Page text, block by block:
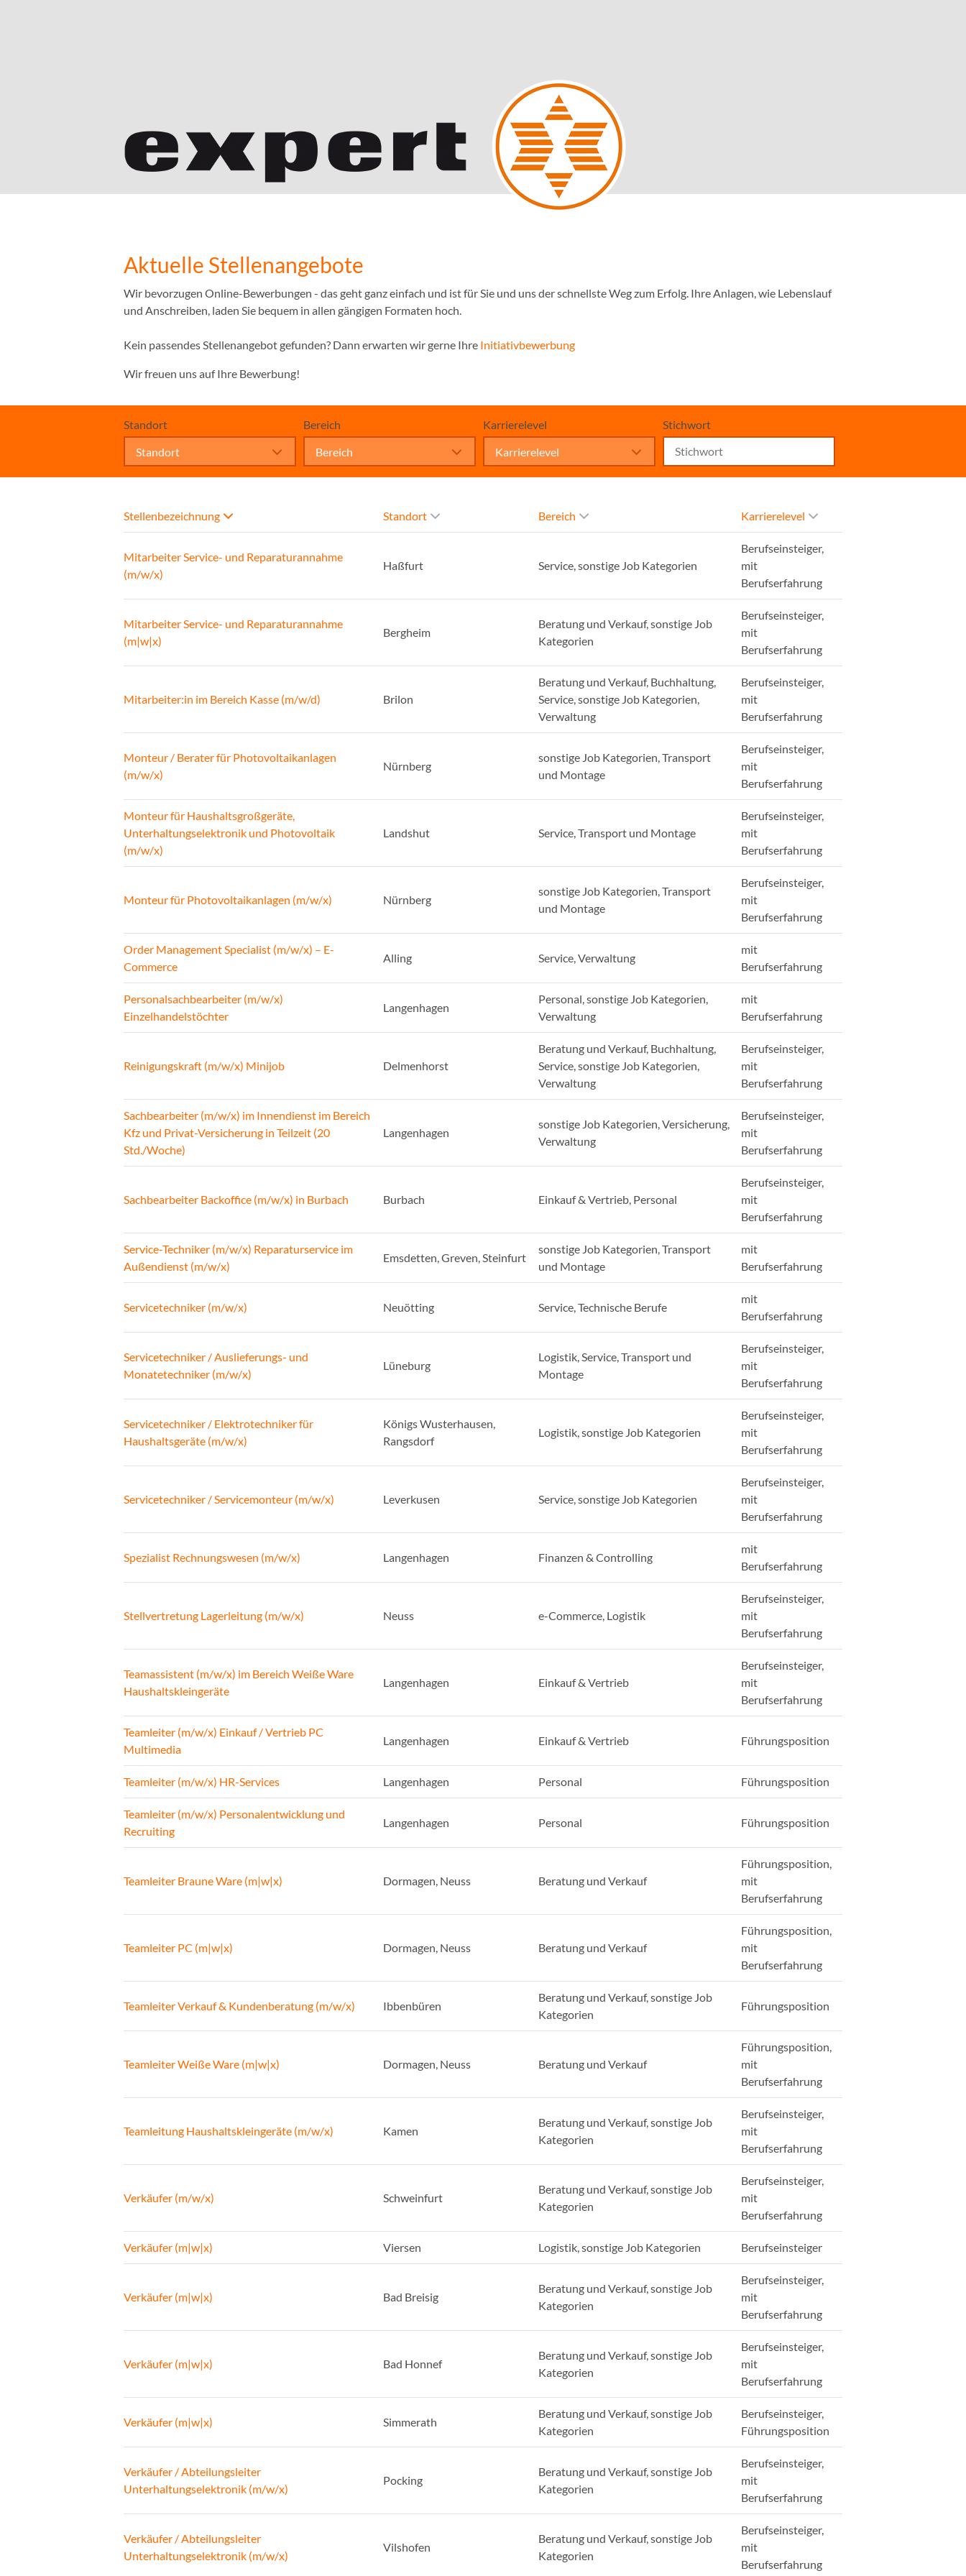
Aktuelle Stellenangebote
Wir bevorzugen Online-Bewerbungen - das geht ganz einfach und ist für Sie und uns der schnellste Weg zum Erfolg. Ihre Anlagen, wie Lebenslauf
und Anschreiben, laden Sie bequem in allen gängigen Formaten hoch.
Kein passendes Stellenangebot gefunden? Dann erwarten wir gerne Ihre Initiativbewerbung
Wir freuen uns auf Ihre Bewerbung!
Standort
Standort
Bereich
Bereich
Karrierelevel
Karrierelevel
Stichwort
Stellenbezeichnung Standort Bereich Karrierelevel
Mitarbeiter Service- und Reparaturannahme
(m/w/x)
Haßfurt Service, sonstige Job Kategorien
Berufseinsteiger,
mit
Berufserfahrung
Mitarbeiter Service- und Reparaturannahme
(m|w|x)
Bergheim
Beratung und Verkauf, sonstige Job
Kategorien
Berufseinsteiger,
mit
Berufserfahrung
Mitarbeiter:in im Bereich Kasse (m/w/d) Brilon
Beratung und Verkauf, Buchhaltung,
Service, sonstige Job Kategorien,
Verwaltung
Berufseinsteiger,
mit
Berufserfahrung
Monteur / Berater für Photovoltaikanlagen
(m/w/x)
Nürnberg
sonstige Job Kategorien, Transport
und Montage
Berufseinsteiger,
mit
Berufserfahrung
Monteur für Haushaltsgroßgeräte,
Unterhaltungselektronik und Photovoltaik
(m/w/x)
Landshut Service, Transport und Montage
Berufseinsteiger,
mit
Berufserfahrung
Monteur für Photovoltaikanlagen (m/w/x) Nürnberg
sonstige Job Kategorien, Transport
und Montage
Berufseinsteiger,
mit
Berufserfahrung
Order Management Specialist (m/w/x) – E-
Commerce
Alling Service, Verwaltung
mit
Berufserfahrung
Personalsachbearbeiter (m/w/x)
Einzelhandelstöchter
Langenhagen
Personal, sonstige Job Kategorien,
Verwaltung
mit
Berufserfahrung
Reinigungskraft (m/w/x) Minijob Delmenhorst
Beratung und Verkauf, Buchhaltung,
Service, sonstige Job Kategorien,
Verwaltung
Berufseinsteiger,
mit
Berufserfahrung
Sachbearbeiter (m/w/x) im Innendienst im Bereich
Kfz und Privat-Versicherung in Teilzeit (20
Std./Woche)
Langenhagen
sonstige Job Kategorien, Versicherung,
Verwaltung
Berufseinsteiger,
mit
Berufserfahrung
Sachbearbeiter Backoffice (m/w/x) in Burbach Burbach Einkauf & Vertrieb, Personal
Berufseinsteiger,
mit
Berufserfahrung
Service-Techniker (m/w/x) Reparaturservice im
Außendienst (m/w/x)
Emsdetten, Greven, Steinfurt
sonstige Job Kategorien, Transport
und Montage
mit
Berufserfahrung
Servicetechniker (m/w/x) Neuötting Service, Technische Berufe
mit
Berufserfahrung
Servicetechniker / Auslieferungs- und
Monatetechniker (m/w/x)
Lüneburg
Logistik, Service, Transport und
Montage
Berufseinsteiger,
mit
Berufserfahrung
Servicetechniker / Elektrotechniker für
Haushaltsgeräte (m/w/x)
Königs Wusterhausen,
Rangsdorf
Logistik, sonstige Job Kategorien
Berufseinsteiger,
mit
Berufserfahrung
Servicetechniker / Servicemonteur (m/w/x) Leverkusen Service, sonstige Job Kategorien
Berufseinsteiger,
mit
Berufserfahrung
Spezialist Rechnungswesen (m/w/x) Langenhagen Finanzen & Controlling
mit
Berufserfahrung
Stellvertretung Lagerleitung (m/w/x) Neuss e-Commerce, Logistik
Berufseinsteiger,
mit
Berufserfahrung
Teamassistent (m/w/x) im Bereich Weiße Ware
Haushaltskleingeräte
Langenhagen Einkauf & Vertrieb
Berufseinsteiger,
mit
Berufserfahrung
Teamleiter (m/w/x) Einkauf / Vertrieb PC
Multimedia
Langenhagen Einkauf & Vertrieb Führungsposition
Teamleiter (m/w/x) HR-Services Langenhagen Personal Führungsposition
Teamleiter (m/w/x) Personalentwicklung und
Recruiting
Langenhagen Personal Führungsposition
Teamleiter Braune Ware (m|w|x) Dormagen, Neuss Beratung und Verkauf
Führungsposition,
mit
Berufserfahrung
Teamleiter PC (m|w|x) Dormagen, Neuss Beratung und Verkauf
Führungsposition,
mit
Berufserfahrung
Teamleiter Verkauf & Kundenberatung (m/w/x) Ibbenbüren
Beratung und Verkauf, sonstige Job
Kategorien
Führungsposition
Teamleiter Weiße Ware (m|w|x) Dormagen, Neuss Beratung und Verkauf
Führungsposition,
mit
Berufserfahrung
Teamleitung Haushaltskleingeräte (m/w/x) Kamen
Beratung und Verkauf, sonstige Job
Kategorien
Berufseinsteiger,
mit
Berufserfahrung
Verkäufer (m/w/x) Schweinfurt
Beratung und Verkauf, sonstige Job
Kategorien
Berufseinsteiger,
mit
Berufserfahrung
Verkäufer (m|w|x) Viersen Logistik, sonstige Job Kategorien Berufseinsteiger
Verkäufer (m|w|x) Bad Breisig
Beratung und Verkauf, sonstige Job
Kategorien
Berufseinsteiger,
mit
Berufserfahrung
Verkäufer (m|w|x) Bad Honnef
Beratung und Verkauf, sonstige Job
Kategorien
Berufseinsteiger,
mit
Berufserfahrung
Verkäufer (m|w|x) Simmerath
Beratung und Verkauf, sonstige Job
Kategorien
Berufseinsteiger,
Führungsposition
Verkäufer / Abteilungsleiter
Unterhaltungselektronik (m/w/x)
Pocking
Beratung und Verkauf, sonstige Job
Kategorien
Berufseinsteiger,
mit
Berufserfahrung
Verkäufer / Abteilungsleiter
Unterhaltungselektronik (m/w/x)
Vilshofen
Beratung und Verkauf, sonstige Job
Kategorien
Berufseinsteiger,
mit
Berufserfahrung